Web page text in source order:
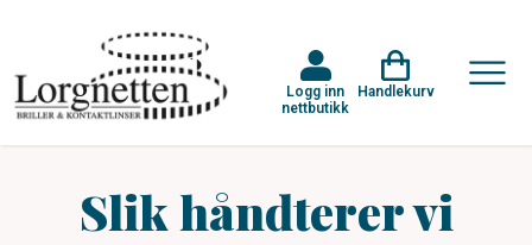
Logg inn
nettbutikk
Handlekurv
Slik håndterer vi